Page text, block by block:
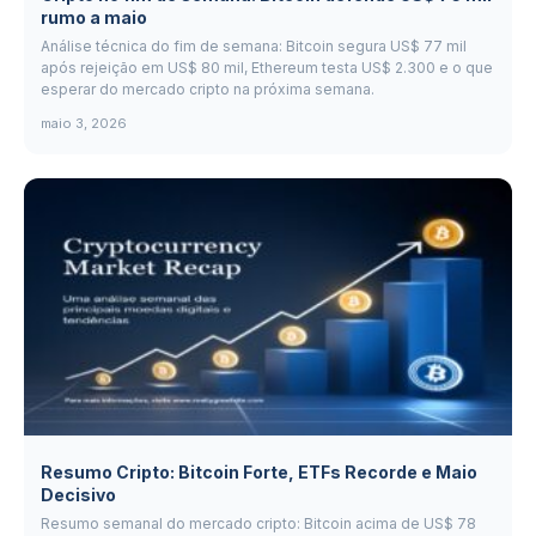
rumo a maio
Análise técnica do fim de semana: Bitcoin segura US$ 77 mil
após rejeição em US$ 80 mil, Ethereum testa US$ 2.300 e o que
esperar do mercado cripto na próxima semana.
maio 3, 2026
Resumo Cripto: Bitcoin Forte, ETFs Recorde e Maio
Decisivo
Resumo semanal do mercado cripto: Bitcoin acima de US$ 78